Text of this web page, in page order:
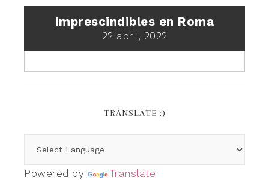
Imprescindibles en Roma
22 abril, 2022
TRANSLATE :)
Powered by Translate